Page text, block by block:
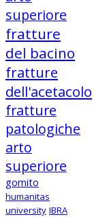
superiore
fratture
del bacino
fratture
dell'acetacolo
fratture
patologiche
arto
superiore
gomito
humanitas
university IBRA